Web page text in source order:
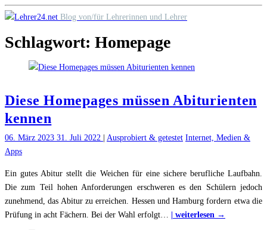
Skip
content
Blog von/für Lehrerinnen und Lehrer
Schlagwort: Homepage
Diese Homepages müssen Abiturienten
kennen
06. März 2023 31. Juli 2022 Ausprobiert & getestet Internet, Medien &
Apps
Ein gutes Abitur stellt die Weichen für eine sichere berufliche Laufbahn.
Die zum Teil hohen Anforderungen erschweren es den Schülern jedoch
zunehmend, das Abitur zu erreichen. Hessen und Hamburg fordern etwa die
Prüfung in acht Fächern. Bei der Wahl erfolgt… | weiterlesen →